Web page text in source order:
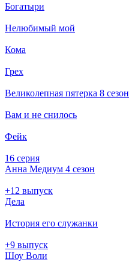
Богатыри
Нелюбимый мой
Кома
Грех
Великолепная пятерка 8 сезон
Вам и не снилось
Фейк
16 серия
Анна Медиум 4 сезон
+12 выпуск
Дела
История его служанки
+9 выпуск
Шоу Воли